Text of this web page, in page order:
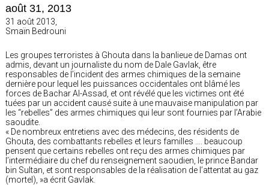
août 31, 2013
31 août 2013,
Smaïn Bedrouni
Les groupes terroristes à Ghouta dans la banlieue de Damas ont
admis, devant un journaliste du nom de Dale Gavlak, être
responsables de l’incident des armes chimiques de la semaine
dernière pour lequel les puissances occidentales ont blâmé les
forces de Bachar Al-Assad, et ont révélé que les victimes ont été
tuées par un accident causé suite à une mauvaise manipulation par
les “rebelles” des armes chimiques qui leur sont fournies par l’Arabie
saoudite.
« De nombreux entretiens avec des médecins, des résidents de
Ghouta, des combattants rebelles et leurs familles …. beaucoup
pensent que certains rebelles ont reçu des armes chimiques par
l’intermédiaire du chef du renseignement saoudien, le prince Bandar
bin Sultan, et sont responsables de la réalisation de l’attentat au gaz
(mortel), »a écrit Gavlak.